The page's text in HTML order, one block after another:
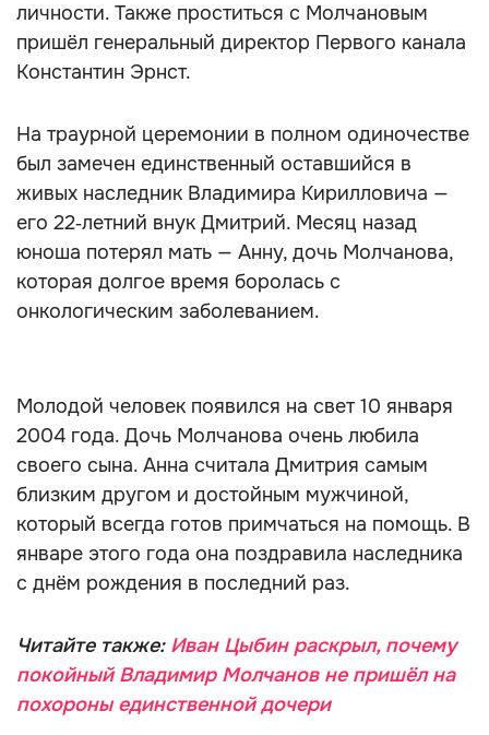
личности. Также проститься с Молчановым
пришёл генеральный директор Первого канала
Константин Эрнст.
На траурной церемонии в полном одиночестве
был замечен единственный оставшийся в
живых наследник Владимира Кирилловича —
его 22‑летний внук Дмитрий. Месяц назад
юноша потерял мать — Анну, дочь Молчанова,
которая долгое время боролась с
онкологическим заболеванием.
Молодой человек появился на свет 10 января
2004 года. Дочь Молчанова очень любила
своего сына. Анна считала Дмитрия самым
близким другом и достойным мужчиной,
который всегда готов примчаться на помощь. В
январе этого года она поздравила наследника
с днём рождения в последний раз.
Читайте также: Иван Цыбин раскрыл, почему
покойный Владимир Молчанов не пришёл на
похороны единственной дочери